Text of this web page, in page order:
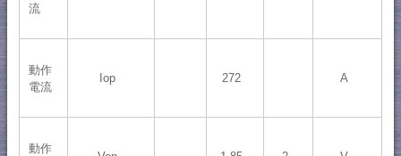
流
動作
電流
Iop 272 A
動作